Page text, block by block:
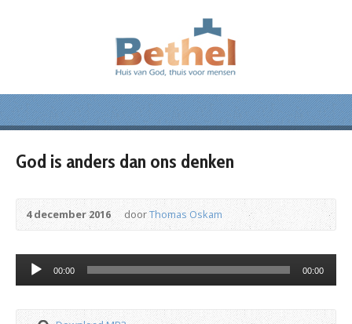
God is anders dan ons denken
4 december 2016 doorThomas Oskam
Audiospeler
00:00 00:00